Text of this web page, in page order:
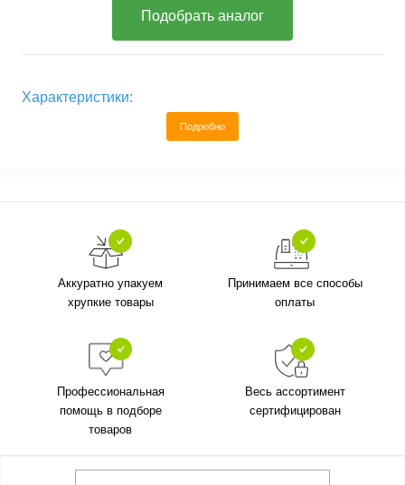
Подобрать аналог
Характеристики:
Подробно
Аккуратно упакуем
хрупкие товары
Принимаем все способы
оплаты
Профессиональная
помощь в подборе
товаров
Весь ассортимент
сертифицирован